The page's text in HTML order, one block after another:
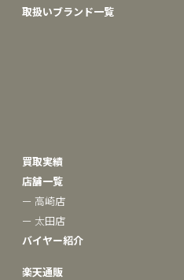
取扱いブランド一覧
買取実績
店舗一覧
ー 高崎店
ー 太田店
バイヤー紹介
楽天通販